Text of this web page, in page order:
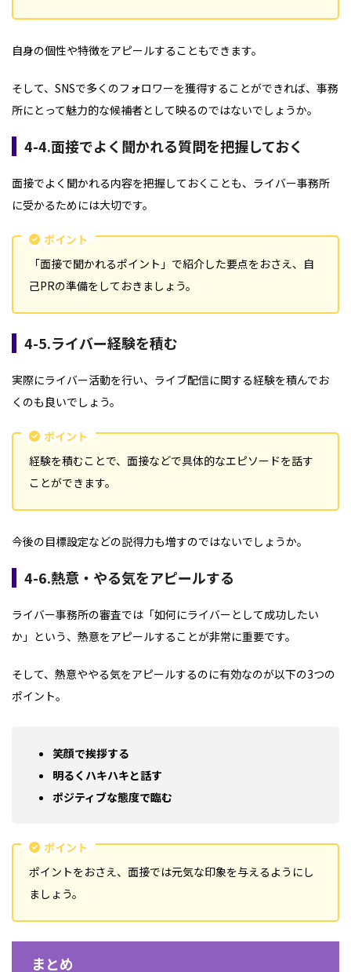
自身の個性や特徴をアピールすることもできます。
そして、SNSで多くのフォロワーを獲得することができれば、事務
所にとって魅力的な候補者として映るのではないでしょうか。
4-4.面接でよく聞かれる質問を把握しておく
面接でよく聞かれる内容を把握しておくことも、ライバー事務所
に受かるためには大切です。
ポイント
「面接で聞かれるポイント」で紹介した要点をおさえ、自
己PRの準備をしておきましょう。
4-5.ライバー経験を積む
実際にライバー活動を行い、ライブ配信に関する経験を積んでお
くのも良いでしょう。
ポイント
経験を積むことで、面接などで具体的なエピソードを話す
ことができます。
今後の目標設定などの説得力も増すのではないでしょうか。
4-6.熱意・やる気をアピールする
ライバー事務所の審査では「如何にライバーとして成功したい
か」という、熱意をアピールすることが非常に重要です。
そして、熱意ややる気をアピールするのに有効なのが以下の3つの
ポイント。
笑顔で挨拶する
明るくハキハキと話す
ポジティブな態度で臨む
ポイント
ポイントをおさえ、面接では元気な印象を与えるようにし
ましょう。
まとめ